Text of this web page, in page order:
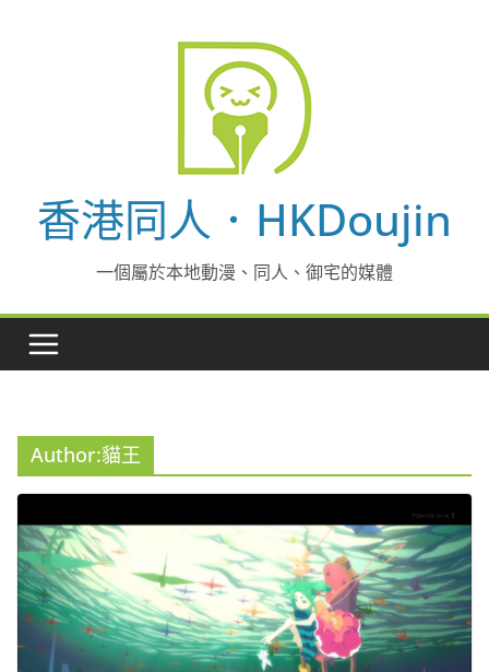
香港同人．HKDoujin
一個屬於本地動漫、同人、御宅的媒體
Author:貓王